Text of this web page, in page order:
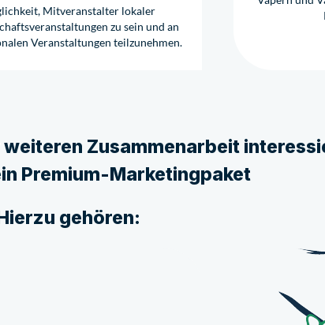
Mitveranstalter lokaler
zu sein und an
Veranstaltungen teilzunehmen.
Zusammenarbeit
Premium-Marketingpaket
gehören: